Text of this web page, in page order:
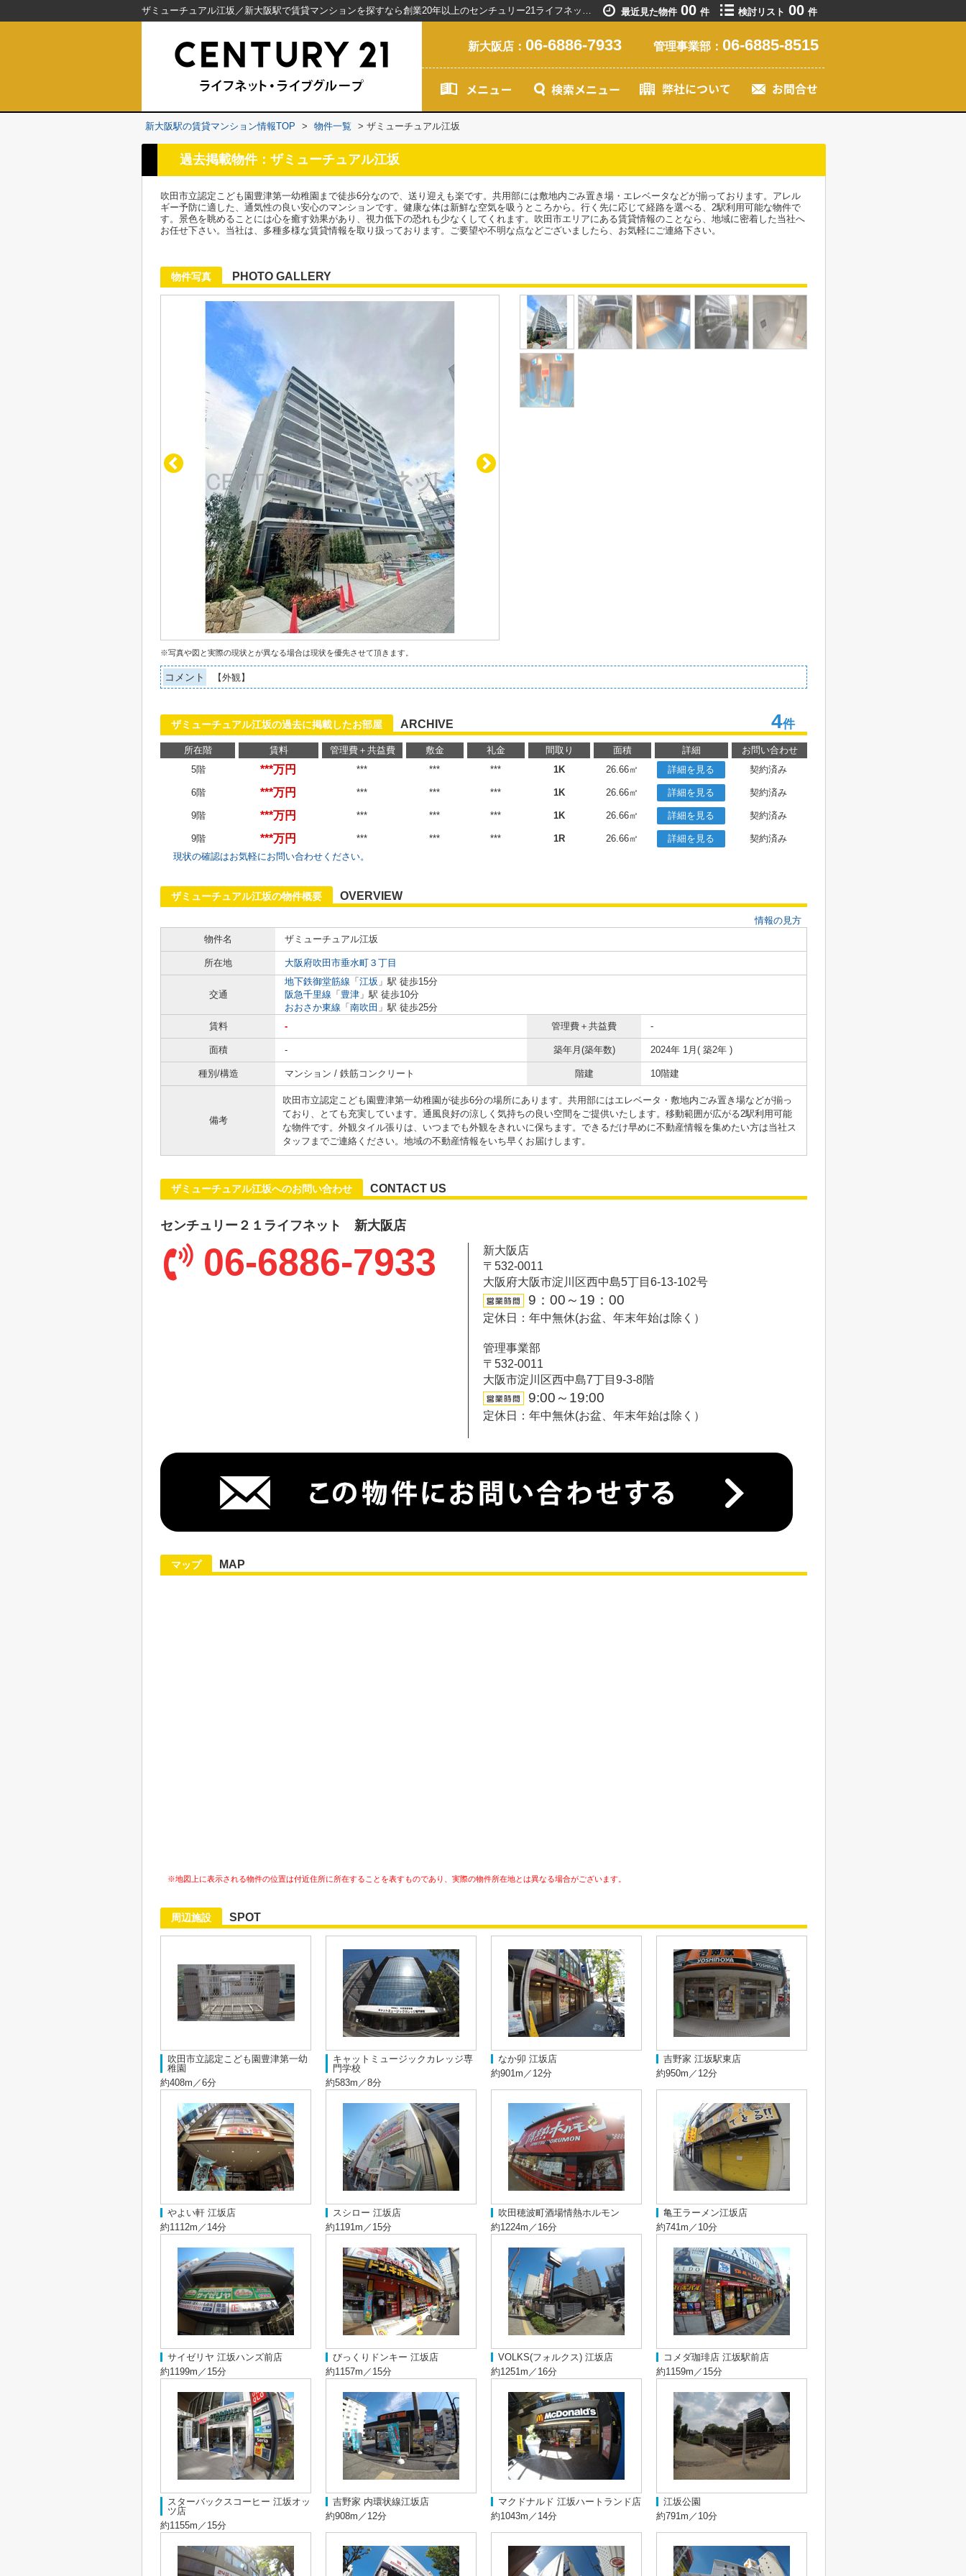
ザミューチュアル江坂／新大阪駅で賃貸マンションを探すなら創業20年以上のセンチュリー21ライフネット・ライブグループ 最近見た物件 00 件 検討リスト 00 件
新大阪店： 06-6886-7933 管理事業部： 06-6885-8515
新大阪駅の賃貸マンション情報TOP > 物件一覧 > ザミューチュアル江坂
過去掲載物件：ザミューチュアル江坂
吹田市立認定こども園豊津第一幼稚園まで徒歩6分なので、送り迎えも楽です。共用部には敷地内ごみ置き場・エレベータなどが揃っております。アレル
ギー予防に適した、通気性の良い安心のマンションです。健康な体は新鮮な空気を吸うところから。行く先に応じて経路を選べる、2駅利用可能な物件で
す。景色を眺めることには心を癒す効果があり、視力低下の恐れも少なくしてくれます。吹田市エリアにある賃貸情報のことなら、地域に密着した当社へ
お任せ下さい。当社は、多種多様な賃貸情報を取り扱っております。ご要望や不明な点などございましたら、お気軽にご連絡下さい。
物件写真 PHOTO GALLERY
※写真や図と実際の現状とが異なる場合は現状を優先させて頂きます。
コメント 【外観】
ザミューチュアル江坂の過去に掲載したお部屋 ARCHIVE 4件
所在階 賃料 管理費＋共益費 敷金 礼金 間取り 面積 詳細
お問い合わせ
5階
***万円 *** *** *** 1K 26.66㎡ 詳細を見る 契約済み
6階 ***万円 *** *** *** 1K 26.66㎡ 詳細を見る 契約済み
9階 ***万円 *** *** *** 1K 26.66㎡ 詳細を見る 契約済み
9階 ***万円 *** *** *** 1R 26.66㎡ 詳細を見る
契約済み
現状の確認はお気軽にお問い合わせください。
ザミューチュアル江坂の物件概要 OVERVIEW
情報の見方
物件名
ザミューチュアル江坂
所在地 大阪府吹田市垂水町３丁目
交通
地下鉄御堂筋線 「 江坂 」駅 徒歩15分
阪急千里線 「 豊津 」駅 徒歩10分
おおさか東線 「 南吹田 」駅 徒歩25分
賃料
- 管理費＋共益費 -
面積 - 築年月(築年数) 2024年 1月( 築2年 )
種別/構造 マンション / 鉄筋コンクリート 階建 10階建
備考
吹田市立認定こども園豊津第一幼稚園が徒歩6分の場所にあります。共用部にはエレベータ・敷地内ごみ置き場などが揃っ
ており、とても充実しています。通風良好の涼しく気持ちの良い空間をご提供いたします。移動範囲が広がる2駅利用可能
な物件です。外観タイル張りは、いつまでも外観をきれいに保ちます。できるだけ早めに不動産情報を集めたい方は当社ス
タッフまでご連絡ください。地域の不動産情報をいち早くお届けします。
ザミューチュアル江坂へのお問い合わせ CONTACT US
センチュリー２１ライフネット 新大阪店
06-6886-7933
新大阪店
〒532-0011
大阪府大阪市淀川区西中島5丁目6-13-102号
9：00～19：00
定休日：年中無休(お盆、年末年始は除く）
管理事業部
〒532-0011
大阪市淀川区西中島7丁目9-3-8階
9:00～19:00
定休日：年中無休(お盆、年末年始は除く）
マップ MAP
※地図上に表示される物件の位置は付近住所に所在することを表すものであり、実際の物件所在地とは異なる場合がございます。
周辺施設 SPOT
吹田市立認定こども園豊津第一幼
稚園
約408m／6分
キャットミュージックカレッジ専
門学校
約583m／8分
なか卯 江坂店
約901m／12分
吉野家 江坂駅東店
約950m／12分
やよい軒 江坂店
約1112m／14分
スシロー 江坂店
約1191m／15分
吹田穂波町酒場情熱ホルモン
約1224m／16分
亀王ラーメン江坂店
約741m／10分
サイゼリヤ 江坂ハンズ前店
約1199m／15分
びっくりドンキー 江坂店
約1157m／15分
VOLKS(フォルクス) 江坂店
約1251m／16分
コメダ珈琲店 江坂駅前店
約1159m／15分
スターバックスコーヒー 江坂オッ
ツ店
約1155m／15分
吉野家 内環状線江坂店
約908m／12分
マクドナルド 江坂ハートランド店
約1043m／14分
江坂公園
約791m／10分